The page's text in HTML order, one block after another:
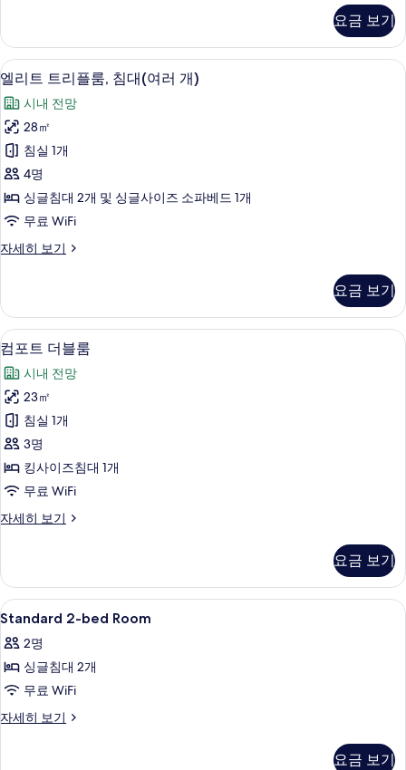
팅
아
님)
사
진
모
두
보
기
윈
룸
(인
커
넥
팅
아
님)
자
세
히
기
요금 보기
엘
리
트
트
리
플
룸,
대
러
개)
사
진
모
두
보
기
엘리트 트리플룸, 침대(여러 개) | 오리
6
엘리트 트리플룸, 침대(여러 개)
시내 전망
28㎡
침실 1개
4명
싱글침대 2개 및 싱글사이즈 소파베드 1개
무료 WiFi
자세히 보기
엘
리
플
룸,
침
대
(여
러
개)
자
세
히
보
요금 보기
컴
포
트
더
블
룸
사
모
보
기
컴포트 더블룸 | 오리/거위털 이불, 객
7
컴포트 더블룸
시내 전망
23㎡
침실 1개
3명
킹사이즈침대 1개
무료 WiFi
자세히 보기
컴
블
룸
자
히
보
요금 보기
Standard
2-
bed
Room
사
진
오리/거위털 이불, 객실 내 금고, 암막
12
Standard 2-bed Room
2명
싱글침대 2개
무료 WiFi
자세히 보기
Standard
요금 보기